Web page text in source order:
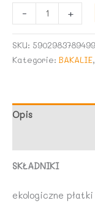
-
PŁATKI
MIGDAŁOWE
300g-
+
SKU: 5902983789499
Kategorie: BAKALIE,
Opis
SKŁADNIKI
ekologiczne płatki